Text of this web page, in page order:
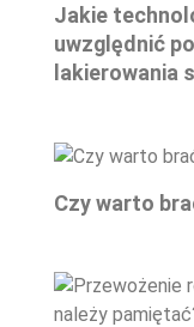
Jakie
uwzględnić
lakierowania
Czy warto